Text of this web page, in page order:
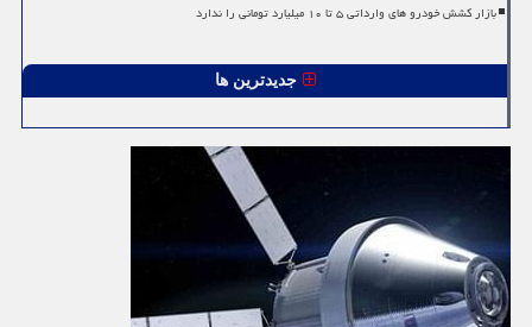
بازار کشش خودرو های وارداتی ۵ تا ۱۰ میلیارد تومانی را ندارد
جدیدترین ها